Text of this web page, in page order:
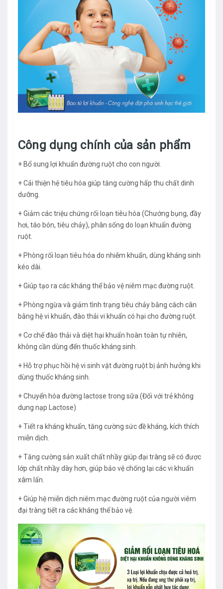
Công dụng chính của sản phẩm
+ Bổ sung lợi khuẩn đường ruột cho con người.
+ Cải thiện hệ tiêu hóa giúp tăng cường hấp thu chất dinh
dưỡng.
+ Giảm các triệu chứng rối loạn tiêu hóa (Chướng bụng, đầy
hơi, táo bón, tiêu chảy), phân sống do loạn khuẩn đường
ruột.
+ Phòng rối loạn tiêu hóa do nhiễm khuẩn, dùng kháng sinh
kéo dài.
+ Giúp tạo ra các kháng thể bảo vệ niêm mạc đường ruột.
+ Phòng ngừa và giảm tình trạng tiêu chảy bằng cách cân
bằng hệ vi khuẩn, đào thải vi khuẩn có hại cho đường ruột.
+ Cơ chế đào thải và diệt hại khuẩn hoàn toàn tự nhiên,
không cần dùng đến thuốc kháng sinh.
+ Hỗ trợ phục hồi hệ vi sinh vật đường ruột bị ảnh hưởng khi
dùng thuốc kháng sinh.
+ Chuyển hóa đường lactose trong sữa (Đối với trẻ không
dung nạp Lactose)
+ Tiết ra kháng khuẩn, tăng cường sức đề kháng, kích thích
miễn dịch.
+ Tăng cường sản xuất chất nhầy giúp đại tràng sẽ có được
lớp chất nhầy dày hơn, giúp bảo vệ chống lại các vi khuẩn
xâm lấn.
+ Giúp hệ miễn dịch niêm mạc đường ruột của người viêm
đại tràng tiết ra các kháng thể bảo vệ.